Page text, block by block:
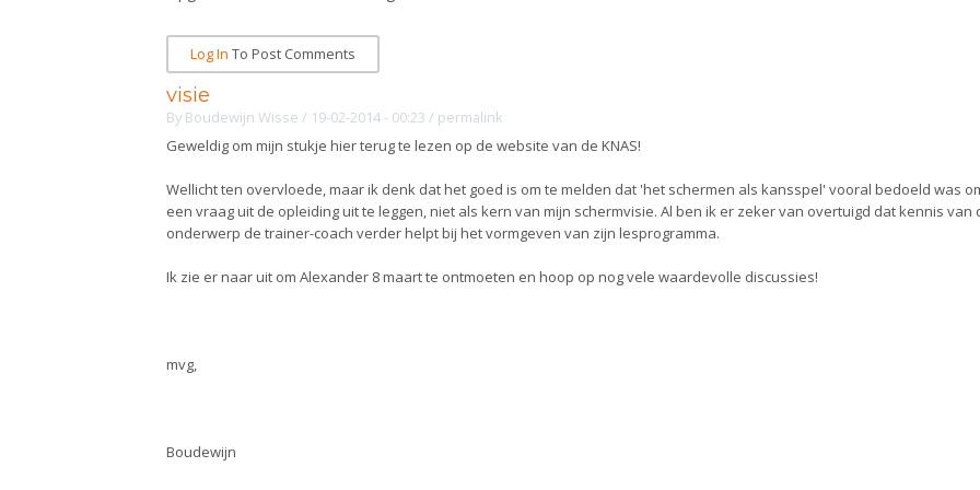
Log In To Post Comments
visie
By Boudewijn Wisse / 19-02-2014 - 00:23 / permalink
Geweldig om mijn stukje hier terug te lezen op de website van de KNAS!
Wellicht ten overvloede, maar ik denk dat het goed is om te melden dat 'het schermen als kansspel' vooral bedoeld was
een vraag uit de opleiding uit te leggen, niet als kern van mijn schermvisie. Al ben ik er zeker van overtuigd dat kennis van
onderwerp de trainer-coach verder helpt bij het vormgeven van zijn lesprogramma.
Ik zie er naar uit om Alexander 8 maart te ontmoeten en hoop op nog vele waardevolle discussies!
mvg,
Boudewijn